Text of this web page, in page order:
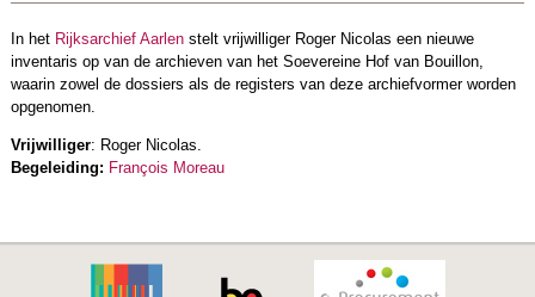
In het Rijksarchief Aarlenstelt vrijwilliger Roger Nicolas een nieuwe
inventaris op van de archieven van het Soevereine Hof van Bouillon,
waarin zowel de dossiers als de registers van deze archiefvormer worden
opgenomen.
Vrijwilliger: Roger Nicolas.
Begeleiding: François Moreau